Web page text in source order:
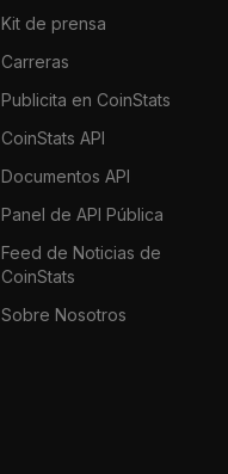
Kit de prensa
Carreras
Publicita en CoinStats
CoinStats API
Documentos API
Panel de API Pública
Feed de Noticias de
CoinStats
Sobre Nosotros